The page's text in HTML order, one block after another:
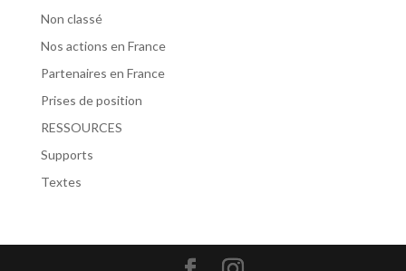
Non classé
Nos actions en France
Partenaires en France
Prises de position
RESSOURCES
Supports
Textes